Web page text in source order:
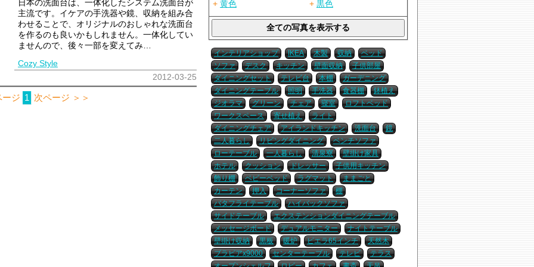
日本の洗面台は、一体化したシステム洗面台が
主流です。イケアの手洗器や鏡、収納を組み合
わせることで、オリジナルのおしゃれな洗面台
を作るのも良いかもしれません。一体化してい
ませんので、後々一部を変えてみ…
Cozy Style
2012-03-25
ージ 1 次ページ ＞＞
+ 黄色 + 黒色
インテリアショップ IKEA 木製 収納
ベッド
ソファ
デスク キッチン 壁面収納
子供部屋
ダイニングセット
テレビ台 本棚
ガーデニング
ダイニングテーブル
照明 手洗器 食器棚
鉢植え
ジオラマ
グリーン チェア 寝室
ロフトベッド
ワークスペース
寄せ植え
ライト
ダイニングチェア
アイランドキッチン 洗面台
鏡
二人暮らし
リビングダイニング
ベンチソファ
ローテーブル
一人暮らし 清泉寮
壁掛け家具
ホテル
クッション ドレッサー
子供用キッチン
飾り棚
ベビーベッド ラグマット
ままごと
カーテン
押入 コーナーソファ
棚
バタフライテーブル
ハイバックソファ
サイドテーブル
エクステンションダイニングテーブル
メッセージボード
デュアルモニター
ナイトテーブル
壁掛け収納
黒板 暖炉 ビエラ65インチ
天然木
ブラビアx9000
センターテーブル テレビ
テラス